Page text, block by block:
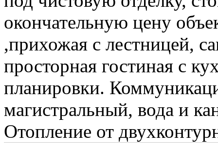
окончательную цену
,прихожая с лестницей,
просторная гостиная с
планировки.
магистральный, вода и
Отопление от